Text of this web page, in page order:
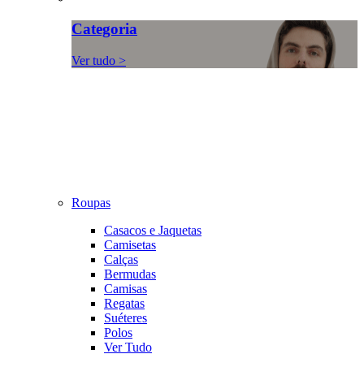
Categoria
Ver tudo >
Roupas
Casacos e Jaquetas
Camisetas
Calças
Bermudas
Camisas
Regatas
Suéteres
Polos
Ver Tudo